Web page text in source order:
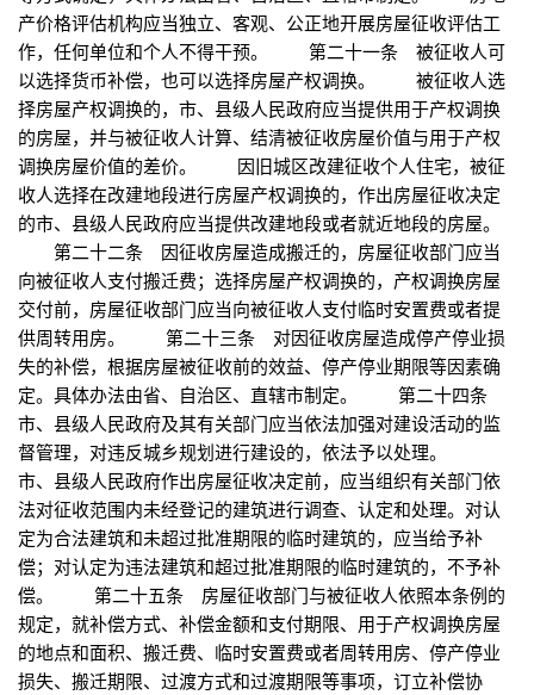
产价格评估机构应当独立、客观、公正地开展房屋征收评估工
作，任何单位和个人不得干预。 第二十一条 被征收人可
以选择货币补偿，也可以选择房屋产权调换。 被征收人选
择房屋产权调换的，市、县级人民政府应当提供用于产权调换
的房屋，并与被征收人计算、结清被征收房屋价值与用于产权
调换房屋价值的差价。 因旧城区改建征收个人住宅，被征
收人选择在改建地段进行房屋产权调换的，作出房屋征收决定
的市、县级人民政府应当提供改建地段或者就近地段的房屋。
第二十二条 因征收房屋造成搬迁的，房屋征收部门应当
向被征收人支付搬迁费；选择房屋产权调换的，产权调换房屋
交付前，房屋征收部门应当向被征收人支付临时安置费或者提
供周转用房。 第二十三条 对因征收房屋造成停产停业损
失的补偿，根据房屋被征收前的效益、停产停业期限等因素确
定。具体办法由省、自治区、直辖市制定。 第二十四条
市、县级人民政府及其有关部门应当依法加强对建设活动的监
督管理，对违反城乡规划进行建设的，依法予以处理。
市、县级人民政府作出房屋征收决定前，应当组织有关部门依
法对征收范围内未经登记的建筑进行调查、认定和处理。对认
定为合法建筑和未超过批准期限的临时建筑的，应当给予补
偿；对认定为违法建筑和超过批准期限的临时建筑的，不予补
偿。 第二十五条 房屋征收部门与被征收人依照本条例的
规定，就补偿方式、补偿金额和支付期限、用于产权调换房屋
的地点和面积、搬迁费、临时安置费或者周转用房、停产停业
损失、搬迁期限、过渡方式和过渡期限等事项，订立补偿协